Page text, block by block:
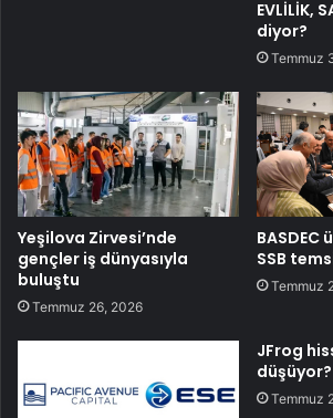
EVLİLİK,
diyor?
Temmuz
Yeşilova Zirvesi’nde
gençler iş dünyasıyla
buluştu
Temmuz 26, 2026
BASDEC
SSB
Temmuz
JFrog
düşüyor?
Temmuz